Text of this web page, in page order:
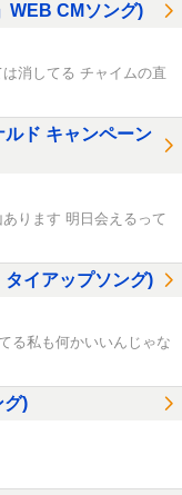
WEB CMソング)
消してる チャイムの直
ド キャンペーン
ります 明日会えるって
イアップソング)
る私も何かいいんじゃな
グ)